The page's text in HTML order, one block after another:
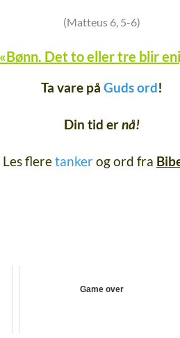
(Matteus 6, 5-6)
«Bønn. Det to eller tre blir
Ta vare på Guds ord!
Din tid ernå!
Les fleretankerog ord fra
Game over